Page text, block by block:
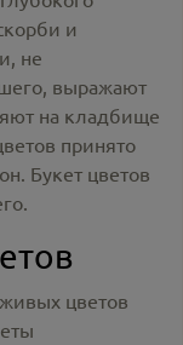
и
не
выражают
на кладбище
принято
Букет цветов
цветов